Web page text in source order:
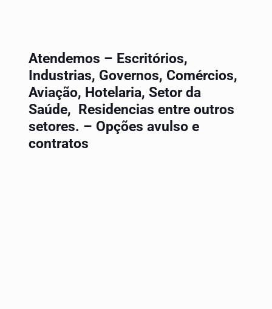
Atendemos – Escritórios,
Industrias, Governos, Comércios,
Aviação, Hotelaria, Setor da
Saúde, Residencias entre outros
setores. – Opções avulso e
contratos